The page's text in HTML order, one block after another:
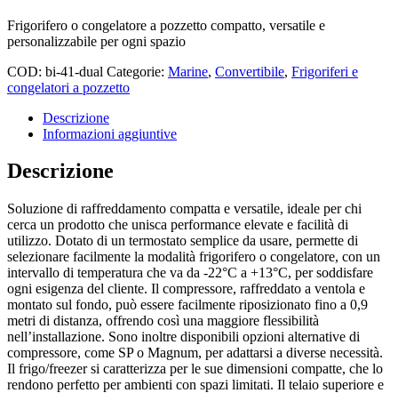
Frigorifero o congelatore a pozzetto compatto, versatile e
personalizzabile per ogni spazio
COD: bi-41-dual Categorie: Marine, Convertibile, Frigoriferi e
congelatori a pozzetto
Descrizione
Informazioni aggiuntive
Descrizione
Soluzione di raffreddamento compatta e versatile, ideale per chi
cerca un prodotto che unisca performance elevate e facilità di
utilizzo. Dotato di un termostato semplice da usare, permette di
selezionare facilmente la modalità frigorifero o congelatore, con un
intervallo di temperatura che va da -22°C a +13°C, per soddisfare
ogni esigenza del cliente. Il compressore, raffreddato a ventola e
montato sul fondo, può essere facilmente riposizionato fino a 0,9
metri di distanza, offrendo così una maggiore flessibilità
nell’installazione. Sono inoltre disponibili opzioni alternative di
compressore, come SP o Magnum, per adattarsi a diverse necessità.
Il frigo/freezer si caratterizza per le sue dimensioni compatte, che lo
rendono perfetto per ambienti con spazi limitati. Il telaio superiore e